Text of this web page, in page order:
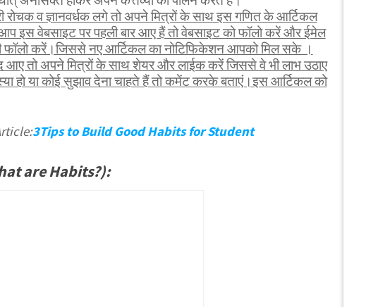
रोचक व ज्ञानवर्धक लगे तो अपने मित्रों के साथ इस गणित के आर्टिकल
इस वेबसाइट पर पहली बार आए हैं तो वेबसाइट को फॉलो करें और ईमेल
फॉलो करें।जिससे नए आर्टिकल का नोटिफिकेशन आपको मिल सके ।
आए तो अपने मित्रों के साथ शेयर और लाईक करें जिससे वे भी लाभ उठाए
हो या कोई सुझाव देना चाहते हैं तो कमेंट करके बताएं।इस आर्टिकल को
3Tips to Build Good Habits for Student
are Habits?):